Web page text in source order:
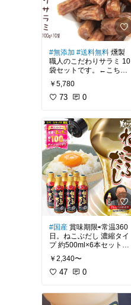
#無添加 #送料無料 燻製
職人のこだわりサラミ 10
袋セットです。←こちら
は宅配便で、メール便に
なりますが1袋～も購入
出来ます。
ミやカルパスを探してい
て、昨日から買い物カゴ
に入れたり削除したり繰
り返しています(￣▽￣;)
1日に大量に食べる訳で
も無いので(...たぶん。)添
加物を使用している他社
製品も試してみる予定で
すが、味が濃過ぎるのは
苦手なので無添加なら優
しい味だと思い惹かれて
います。
1袋から試せば良いのに
ね、コレならきっと好み
ちゃおうかと迷っている
ココ重要
￥5,780
73 0
#国産 賞味期限⇨常温360
日。ねこぶだし 濃縮タイ
プ 約500ml×6本セット。
北海道で採れた日高産昆
布と乾燥昆布、鰹節エキ
スを加えた何にでも使え
￥2,340〜
47 0